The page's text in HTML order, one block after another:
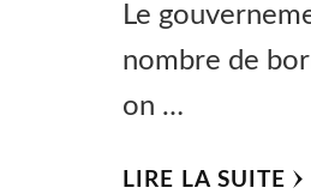
Le
nombre de
on …
LIRE LA SUITE